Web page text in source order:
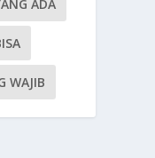
ADA
WAJIB